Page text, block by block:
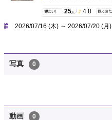
25 人 / 4.8
2026/07/16 (木) ～ 2026/07/20 (月)
写真 0
動画 0